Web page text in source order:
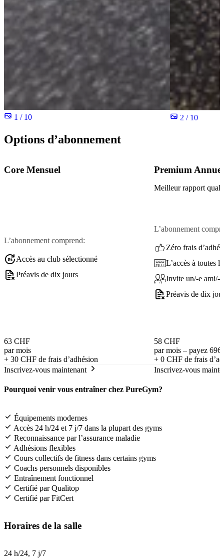
1 / 10 2 / 10
Options d’abonnement
Core Mensuel
L’abonnement comprend:
Accès au club sélectionné
Préavis de dix jours
63 CHF
par mois
+ 30 CHF de frais d’adhésion
Inscrivez-vous maintenant
Premium Annuel
Meilleur rapport
L’abonnement
Zéro frais
L’accès à toutes
Invite un/-e ami/-e
Préavis de dix
58 CHF
par mois – payez
+ 0 CHF de frais
Inscrivez-vous
Pourquoi venir vous entraîner chez PureGym?
Équipements modernes
Accès 24 h/24 et 7 j/7 dans la plupart des gyms
Reconnaissance par l’assurance maladie
Adhésions flexibles
Cours collectifs de fitness dans certains gyms
Coachs personnels disponibles
Entraînement fonctionnel
Certifié par Qualitop
Certifié par FitCert
Horaires de la salle
24 h/24, 7 j/7